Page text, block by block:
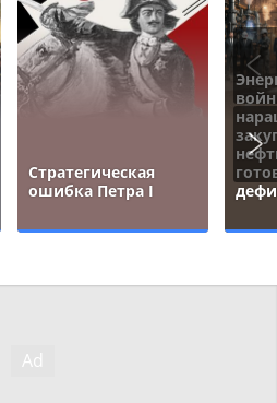
Стратегическая
ошибка Петра I